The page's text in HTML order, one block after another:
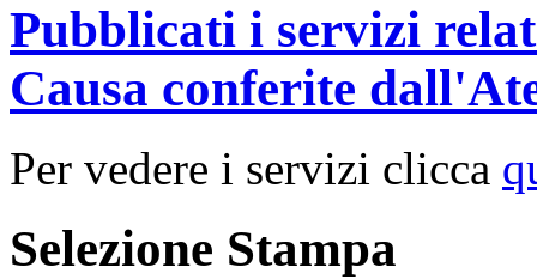
Pubblicati i servizi
Causa conferite
Per vedere i servizi clicca
Selezione Stampa